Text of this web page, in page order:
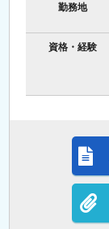
勤務地
資格・経験